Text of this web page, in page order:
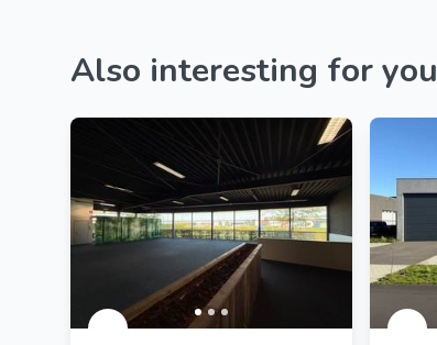
Also interesting for you